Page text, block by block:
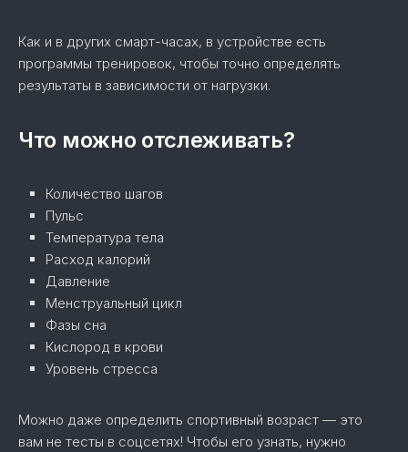
Как и в других смарт-часах, в устройстве есть
программы тренировок, чтобы точно определять
результаты в зависимости от нагрузки.
Что можно отслеживать?
Количество шагов
Пульс
Температура тела
Расход калорий
Давление
Менструальный цикл
Фазы сна
Кислород в крови
Уровень стресса
Можно даже определить спортивный возраст — это
вам не тесты в соцсетях! Чтобы его узнать, нужно